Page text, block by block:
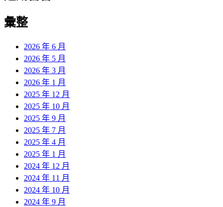
彙整
2026 年 6 月
2026 年 5 月
2026 年 3 月
2026 年 1 月
2025 年 12 月
2025 年 10 月
2025 年 9 月
2025 年 7 月
2025 年 4 月
2025 年 1 月
2024 年 12 月
2024 年 11 月
2024 年 10 月
2024 年 9 月